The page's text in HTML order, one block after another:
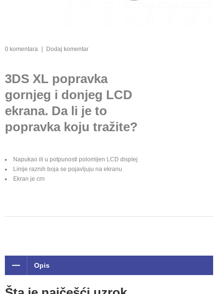
0 komentara Dodaj komentar
3DS XL popravka
gornjeg i donjeg LCD
ekrana. Da li je to
popravka koju tražite?
Napukao ili u potpunosti polomljen LCD displej
Linije raznih boja se pojavljuju na ekranu
Ekran je crn
Opis